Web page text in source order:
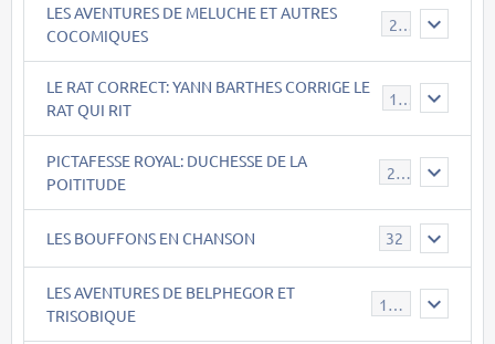
LES AVENTURES DE MELUCHE ET AUTRES
COCOMIQUES
22
LE RAT CORRECT: YANN BARTHES CORRIGE LE
RAT QUI RIT
15
PICTAFESSE ROYAL: DUCHESSE DE LA
POITITUDE
23
LES BOUFFONS EN CHANSON 32
LES AVENTURES DE BELPHEGOR ET
TRISOBIQUE
147